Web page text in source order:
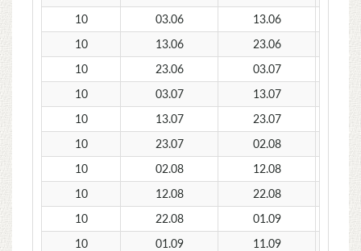
10
03.06 13.06
10
13.06 23.06
10
23.06 03.07
10
03.07 13.07
10
13.07 23.07
10
23.07 02.08
10
02.08 12.08
10
12.08 22.08
10
22.08 01.09
10
01.09 11.09